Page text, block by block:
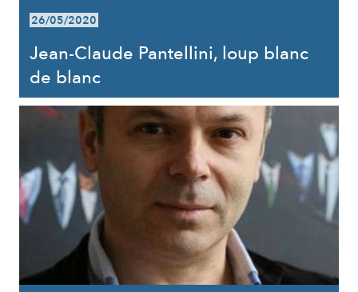
26/05/2020
Jean-Claude Pantellini, loup blanc
de blanc